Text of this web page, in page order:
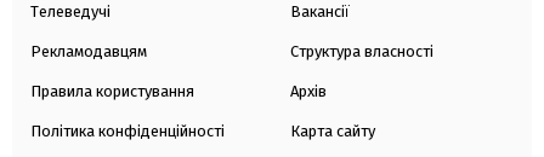
Телеведучі
Рекламодавцям
Правила користування
Політика конфіденційності
Вакансії
Структура власності
Архів
Карта сайту